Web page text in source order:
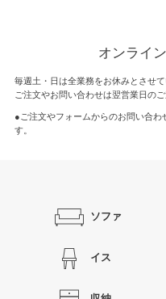
オンライ
毎週土・日は全業務をお休みとさせ
ご注文やお問い合わせは翌営業日のご
●ご注文やフォームからのお問い合わ
す。
ソファ
イス